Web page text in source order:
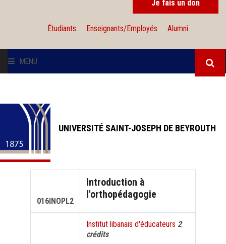
Je fais un don
Étudiants Enseignants/Employés Alumni
MENU
INSTITUTIONS
ADMISSION
RECHERCHE
INTERNATIONAL
UNIVERSITÉ SAINT-JOSEPH DE BEYROUTH
016INOPL2
Introduction à
l'orthopédagogie
Institut libanais d'éducateurs 2
crédits